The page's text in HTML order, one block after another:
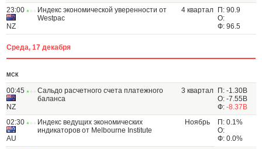
23:00
NZ
Индекс экономической уверенности от
Westpac
4 квартал
П: 90.9
О:
Ф: 96.5
Среда, 17 декабря
МСК
00:45
NZ
Сальдо расчетного счета платежного
баланса
3 квартал
П: -1.30B
О: -7.55B
Ф: -8.37B
02:30
AU
Индекс ведущих экономических
индикаторов от Melbourne Institute
Ноябрь
П: 0.1%
О:
Ф: 0.0%